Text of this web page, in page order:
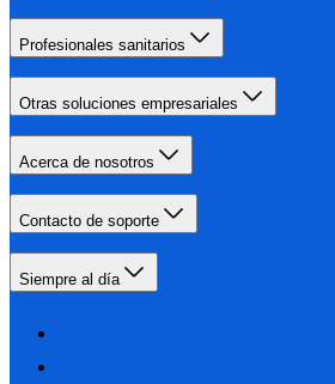
Profesionales sanitarios
Otras soluciones empresariales
Acerca de nosotros
Contacto de soporte
Siempre al día